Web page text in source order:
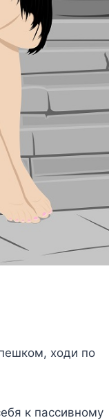
ходи по
к пассивному